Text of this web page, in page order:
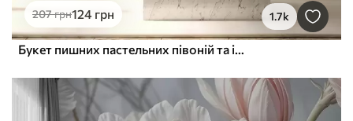
207грн124 грн 1.7k
Букет пишних пастельних півоній та інших квітів на м'якому розмитому тлі